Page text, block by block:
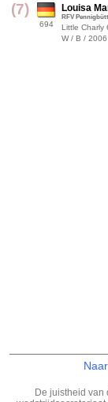
(7)
694
Louisa
RFV
Little Charly
W / B /
De juistheid